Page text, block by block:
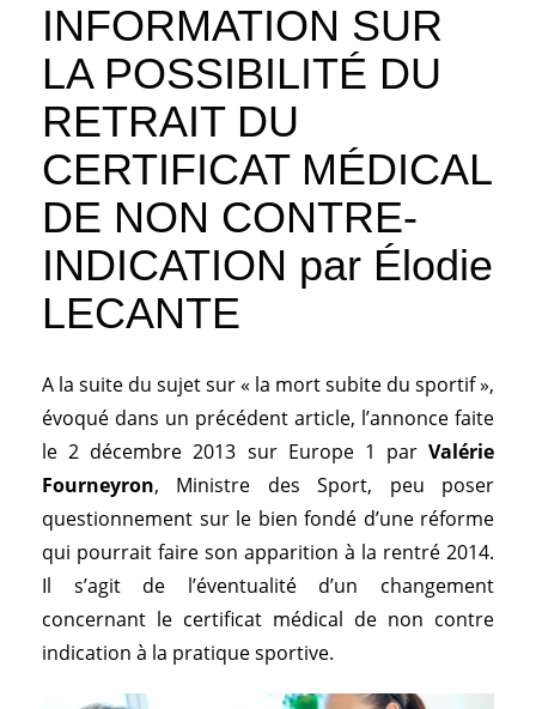
INFORMATION SUR
LA POSSIBILITÉ DU
RETRAIT DU
CERTIFICAT MÉDICAL
DE NON CONTRE-
INDICATION par Élodie
LECANTE
A la suite du sujet sur « la mort subite du sportif »,
évoqué dans un précédent article, l’annonce faite
le 2 décembre 2013 sur Europe 1 par Valérie
Fourneyron, Ministre des Sport, peu poser
questionnement sur le bien fondé d’une réforme
qui pourrait faire son apparition à la rentré 2014.
Il s’agit de l’éventualité d’un changement
concernant le certificat médical de non contre
indication à la pratique sportive.